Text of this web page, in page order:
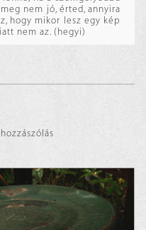
nem jó, érted, annyira
hogy mikor lesz egy kép
nem az. (hegyi)